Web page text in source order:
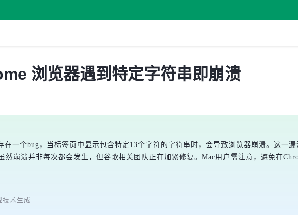
浏览器遇到特定字符串即崩溃
在一个bug，当标签页中显示包含特定13个字符的字符串时，会导致浏览器崩溃。这一
然崩溃并非每次都会发生，但谷歌相关团队正在加紧修复。Mac用户需注意，避免在
技术生成